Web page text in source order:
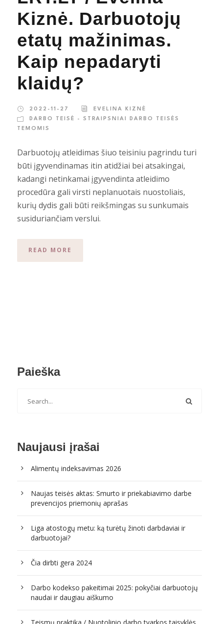
Kiznė. Darbuotojų
etatų mažinimas.
Kaip nepadaryti
klaidų?
2022-11-27
EVELINA KIZNĖ
DARBO TEISĖ - STRAIPSNIAI DARBO TEISĖS
TEMOMIS
Darbuotojų atleidimas šiuo teisiniu pagrindu turi
būti įgyvendinamas itin atidžiai bei atsakingai,
kadangi netinkamai įgyvendinta atleidimo
procedūra gali virsti neplanuotais nuostoliais,
kurių dydis gali būti reikšmingas su sunkumais
susiduriančiam verslui.
READ MORE
Paieška
Naujausi įrašai
Alimentų indeksavimas 2026
Naujas teisės aktas: Smurto ir priekabiavimo darbe
prevencijos priemonių aprašas
Liga atostogų metu: ką turėtų žinoti darbdaviai ir
darbuotojai?
Čia dirbti gera 2024
Darbo kodekso pakeitimai 2025: pokyčiai darbuotojų
naudai ir daugiau aiškumo